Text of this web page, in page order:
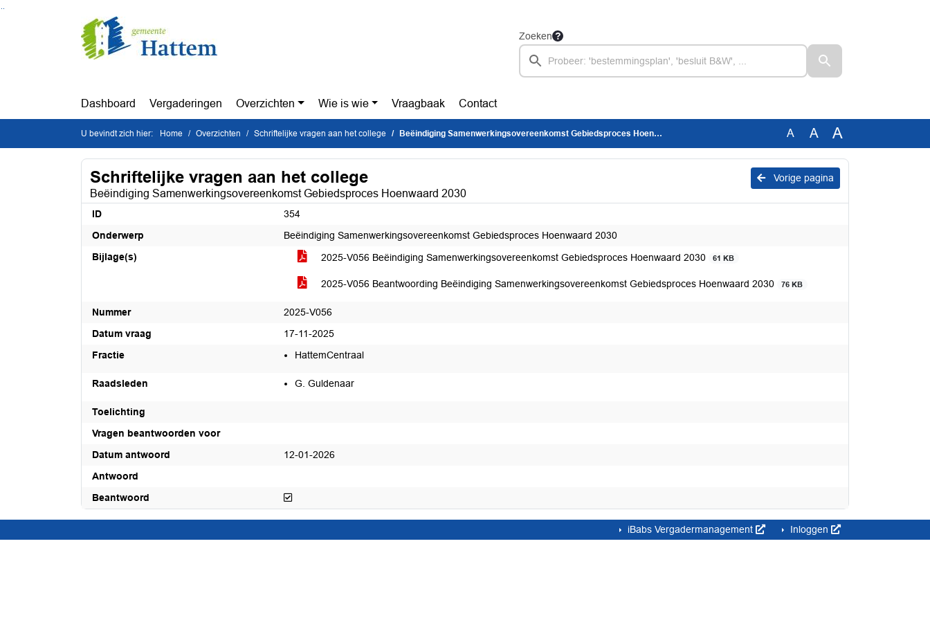
Ga naar de inhoud van deze pagina
Ga naar het zoeken
Zoeken
Dashboard Vergaderingen Overzichten Wie is wie Vraagbaak Contact
U bevindt zich hier: Home Overzichten Schriftelijke vragen aan het college Beëindiging Samenwerkingsovereenkomst Gebiedsproces Hoenwaard 2030 A A A
Vorige pagina
Schriftelijke vragen aan het college
Beëindiging Samenwerkingsovereenkomst Gebiedsproces Hoenwaard 2030
ID
354
Onderwerp
Beëindiging Samenwerkingsovereenkomst Gebiedsproces Hoenwaard 2030
Bijlage(s)
2025-V056 Beëindiging Samenwerkingsovereenkomst Gebiedsproces Hoenwaard 2030 61 KB
2025-V056 Beantwoording Beëindiging Samenwerkingsovereenkomst Gebiedsproces Hoenwaard 2030 76 KB
Nummer
2025-V056
Datum vraag
17-11-2025
Fractie
HattemCentraal
Raadsleden G. Guldenaar
Toelichting
Vragen beantwoorden voor
Datum antwoord
12-01-2026
Antwoord
Beantwoord
Beantwoord
iBabs Vergadermanagement Inloggen